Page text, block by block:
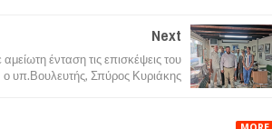
Next
αμείωτη ένταση τις επισκέψεις του
ο υπ.Βουλευτής, Σπύρος Κυριάκης